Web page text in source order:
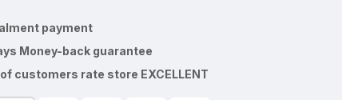
payment
Money-back guarantee
of customers rate store EXCELLENT